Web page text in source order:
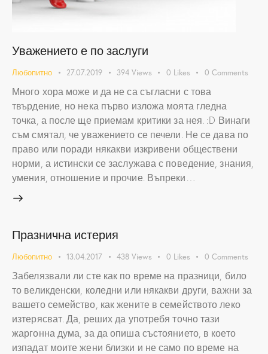
Уважението е по заслуги
Любопитно 27.07.2019 394 Views 0 Likes 0 Comments
Много хора може и да не са съгласни с това
твърдение, но нека първо изложа моята гледна
точка, а после ще приемам критики за нея. :D Винаги
съм смятал, че уважението се печели. Не се дава по
право или поради някакви изкривени обществени
норми, а истински се заслужава с поведение, знания,
умения, отношение и прочие. Въпреки…
Празнична истерия
Любопитно 13.04.2017 438 Views 0 Likes 0 Comments
Забелязвали ли сте как по време на празници, било
то великденски, коледни или някакви други, важни за
вашето семейство, как жените в семейството леко
изтерясват. Да, реших да употребя точно тази
жаргонна дума, за да опиша състоянието, в което
изпадат моите жени близки и не само по време на